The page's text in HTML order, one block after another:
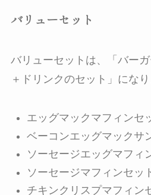
バリューセット
バリューセットは、「バー
＋ドリンクのセット」になり
エッグマックマフィンセ
ベーコンエッグマックサ
ソーセージエッグマフィ
ソーセージマフィンセッ
チキンクリスプマフィン